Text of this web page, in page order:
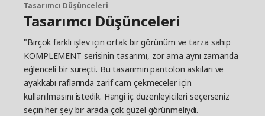
Tasarımcı Düşünceleri
Tasarımcı Düşünceleri
"Birçok farklı işlev için ortak bir görünüm ve tarza sahip
KOMPLEMENT serisinin tasarımı, zor ama aynı zamanda
eğlenceli bir süreçti. Bu tasarımın pantolon askıları ve
ayakkabı raflarında zarif cam çekmeceler için
kullanılmasını istedik. Hangi iç düzenleyicileri seçerseniz
seçin her şey bir arada çok güzel görünmeliydi.